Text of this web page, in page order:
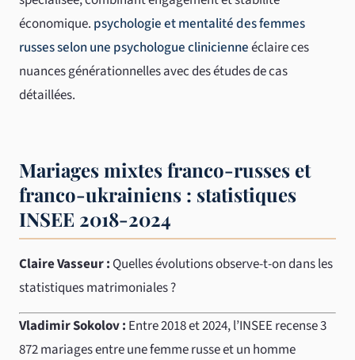
économique. psychologie et mentalité des femmes
russes selon une psychologue clinicienneéclaire ces
nuances générationnelles avec des études de cas
détaillées.
Mariages mixtes franco-russes et
franco-ukrainiens : statistiques
INSEE 2018-2024
Claire Vasseur : Quelles évolutions observe-t-on dans les
statistiques matrimoniales ?
Vladimir Sokolov : Entre 2018 et 2024, l’INSEE recense 3
872 mariages entre une femme russe et un homme